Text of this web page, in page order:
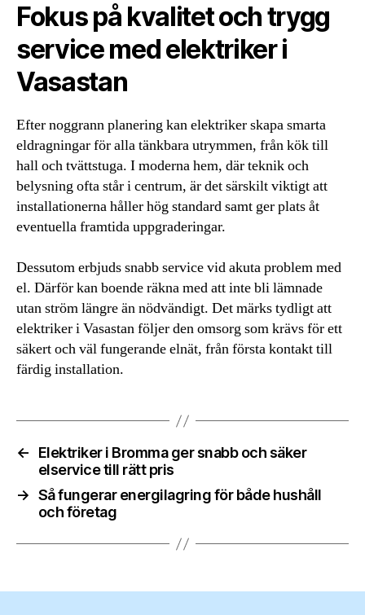
Fokus på kvalitet och trygg
service med elektriker i
Vasastan
Efter noggrann planering kan elektriker skapa smarta
eldragningar för alla tänkbara utrymmen, från kök till
hall och tvättstuga. I moderna hem, där teknik och
belysning ofta står i centrum, är det särskilt viktigt att
installationerna håller hög standard samt ger plats åt
eventuella framtida uppgraderingar.
Dessutom erbjuds snabb service vid akuta problem med
el. Därför kan boende räkna med att inte bli lämnade
utan ström längre än nödvändigt. Det märks tydligt att
elektriker i Vasastan följer den omsorg som krävs för ett
säkert och väl fungerande elnät, från första kontakt till
färdig installation.
←
Elektriker i Bromma ger snabb och säker
elservice till rätt pris
→ Så fungerar energilagring för både hushåll
och företag